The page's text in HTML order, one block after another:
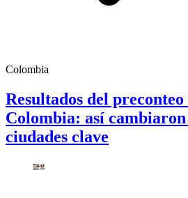
Colombia
Resultados del
Colombia: así cambiaron
ciudades clave